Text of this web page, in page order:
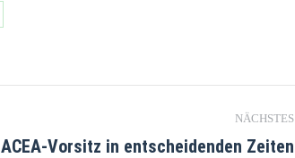
NÄCHSTES
ACEA-Vorsitz in entscheidenden Zeiten